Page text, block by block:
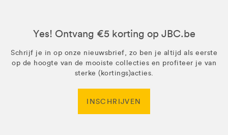
Yes! Ontvang €5 korting op JBC.be
Schrijf je in op onze nieuwsbrief, zo ben je altijd als eerste
op de hoogte van de mooiste collecties en profiteer je van
sterke (kortings)acties.
INSCHRIJVEN